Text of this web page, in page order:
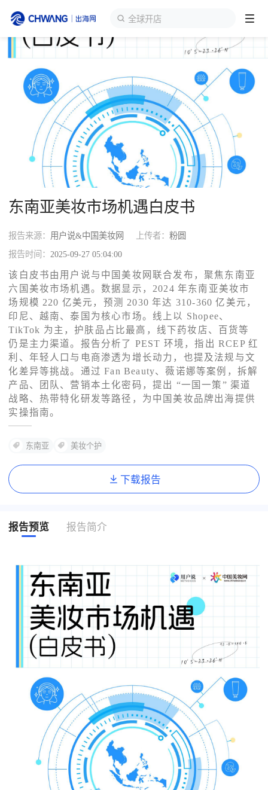
全球开店
跨境展会
出海服务
出海资讯
跨境报告
出海导航
出海交流群
了解出海网
登录/注册
东南亚美妆市场机遇白皮书
报告来源： 用户说&中国美妆网 上传者： 粉圆
报告时间： 2025-09-27 05:04:00
该白皮书由用户说与中国美妆网联合发布，聚焦东南亚
六国美妆市场机遇。数据显示，2024 年东南亚美妆市
场规模 220 亿美元，预测 2030 年达 310-360 亿美元，
印尼、越南、泰国为核心市场。线上以 Shopee、
TikTok 为主，护肤品占比最高，线下药妆店、百货等
仍是主力渠道。报告分析了 PEST 环境，指出 RCEP 红
利、年轻人口与电商渗透为增长动力，也提及法规与文
化差异等挑战。通过 Fan Beauty、薇诺娜等案例，拆解
产品、团队、营销本土化密码，提出 “一国一策” 渠道
战略、热带特化研发等路径，为中国美妆品牌出海提供
实操指南。
东南亚 美妆个护
下载报告
报告预览 报告简介